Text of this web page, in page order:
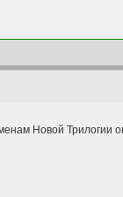
Новой Трилогии